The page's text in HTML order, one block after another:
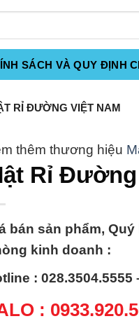
SÁCH VÀ QUY ĐỊNH
RỈ ĐƯỜNG VIỆT NAM
Rỉ
bán sản phẩm,
kinh doanh :
: 028.3504.5555
: